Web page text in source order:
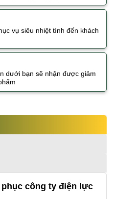
vụ siêu nhiệt tình đến khách
dưới bạn sẽ nhận được giảm
công ty điện lực